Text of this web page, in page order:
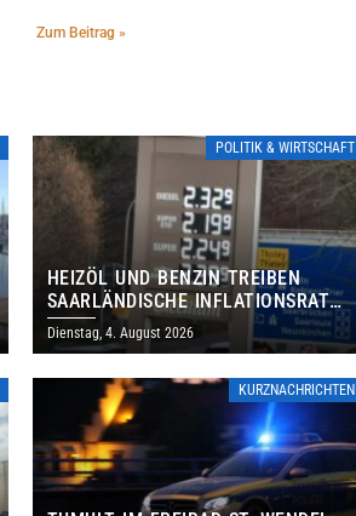
Zum Beitrag »
POLITIK & WIRTSCHAFT
HEIZÖL UND BENZIN TREIBEN
SAARLÄNDISCHE INFLATIONSRATE
IM JULI AUF 3,2 PROZENT
Dienstag, 4. August 2026
KURZNACHRICHTEN